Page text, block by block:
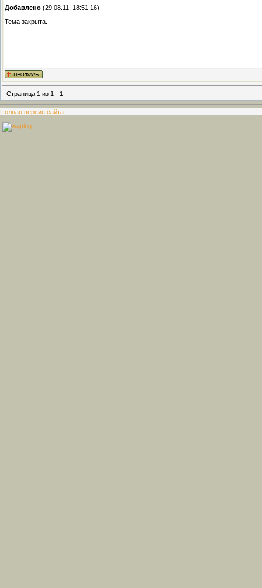
Добавлено (29.08.11, 18:51:16)
---------------------------------------------
Тема закрыта.
Страница 1 из 1 1
Полная версия сайта